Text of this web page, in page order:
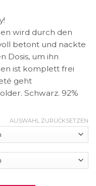
wird durch den
betont und nackte
Dosis, um ihn
ist komplett frei
geht
Schwarz. 92%
AUSWAHL ZURÜCKSETZEN